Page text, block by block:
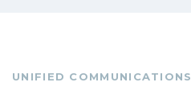
UNIFIED COMMUNICATIONS